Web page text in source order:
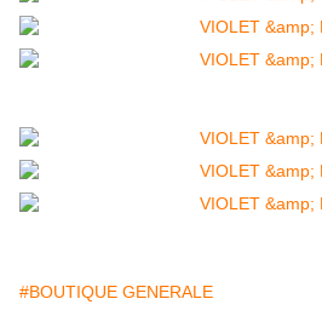
#BOUTIQUE GENERALE